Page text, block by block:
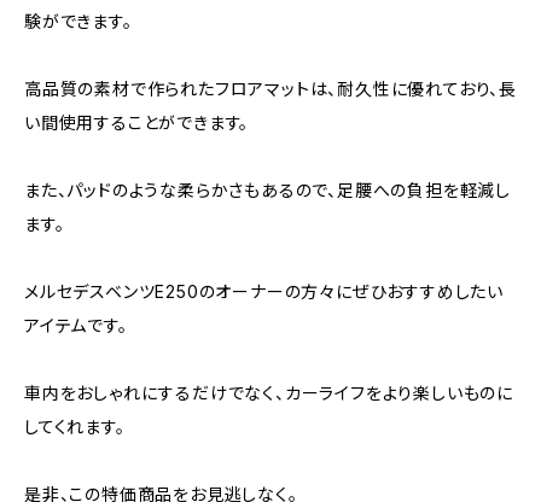
験ができます。
高品質の素材で作られたフロアマットは、耐久性に優れており、長
い間使用することができます。
また、パッドのような柔らかさもあるので、足腰への負担を軽減し
ます。
メルセデスベンツE250のオーナーの方々にぜひおすすめしたい
アイテムです。
車内をおしゃれにするだけでなく、カーライフをより楽しいものに
してくれます。
是非、この特価商品をお見逃しなく。